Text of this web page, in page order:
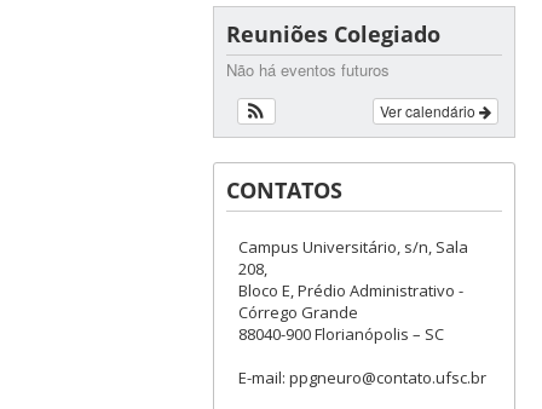
Reuniões Colegiado
Não há eventos futuros
Ver calendário
CONTATOS
Campus Universitário, s/n, Sala
208,
Bloco E, Prédio Administrativo -
Córrego Grande
88040-900 Florianópolis – SC
E-mail: ppgneuro@contato.ufsc.br